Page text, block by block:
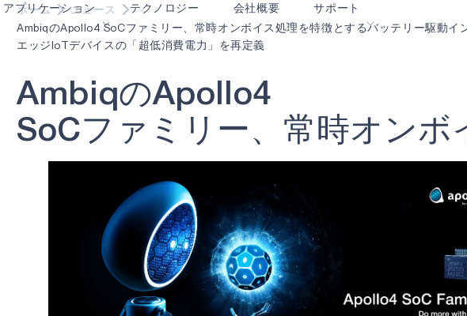
アプリケーション
インダストリアル・エッジ
スマート・リモコン
スマートホームとビル
テクノロジー
graphiqSPOT
neuralSPOT
secureSPOT
SPOT
turboSPOT
会社概要
採用情報
お問合せ
イベント
投資家向け情報
ニュース
サクセスストーリー
なぜ Ambiq なのか
エッジAIとは？
サポート
オンラインサポート
パートナー
購入先
よくあるご質問
ホーム
ニュース
AmbiqのApollo4 SoCファミリー、常時オンボイス処理を特徴とするバッテリー駆動イ
エッジIoTデバイスの「超低消費電力」を再定義
Am biqのApo o4
SoCフ ァ ミ リ ー、 常時オ ンボ